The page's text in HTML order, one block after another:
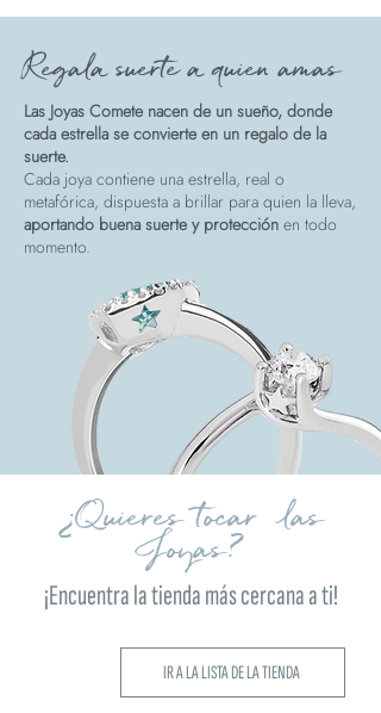
Regala suerte a quien amas
Las Joyas Comete nacen de un sueño, donde
cada estrella se convierte en un regalo de la
suerte.
Cada joya contiene una estrella, real o
metafórica, dispuesta a brillar para quien la lleva,
aportando buena suerte y protección en todo
momento.
¿Quieres tocar las
Joyas?
¡Encuentra la tienda más cercana a ti!
IR A LA LISTA DE LA TIENDA